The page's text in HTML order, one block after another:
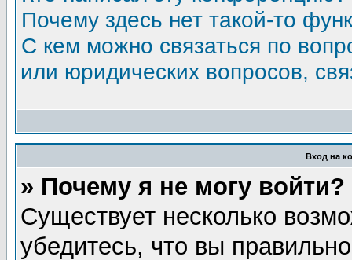
Почему здесь нет такой-то
С кем можно связаться по
или юридических вопросов,
Вход на
» Почему я не могу войти?
Существует несколько
убедитесь, что вы